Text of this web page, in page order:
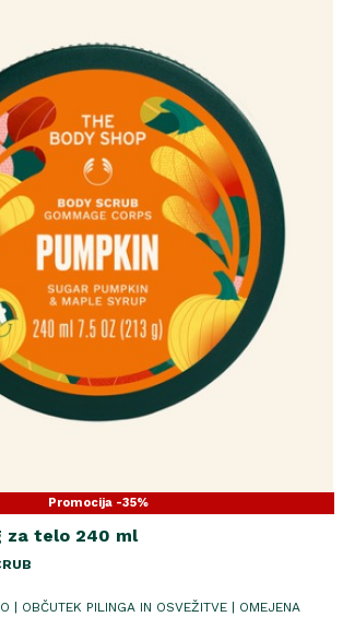
Promocija -35%
za telo 240 ml
| OBČUTEK PILINGA IN OSVEŽITVE | OMEJENA